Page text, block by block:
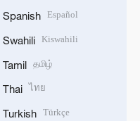
Spanish Español
Swahili Kiswahili
Tamil தமிழ்
Thai ไทย
Turkish Türkçe